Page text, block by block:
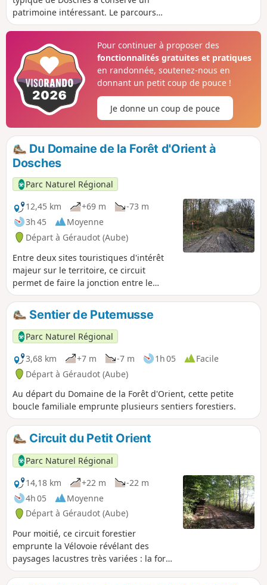
patrimoine intéressant. Le parcours
d’interprétation retrace la vie d’autrefois
les maisons à pans de bois, les deux
églises et le château de Rosson.
Pour continuer à proposer des
fonctionnalités gratuites et pratiques
en randonnée, soutenez-nous en
donnant un petit coup de pouce !
Je donne un coup de pouce
Du Domaine de la Forêt d'Orient à
Dosches
Parc Naturel Régional
12,45 km
+69 m
-73 m
3h 45
Moyenne
Départ à Géraudot (Aube)
Entre deux sites touristiques d'intérêt
majeur sur le territoire, ce circuit
permet de faire la jonction entre le
Domaine de la Forêt d'Orient (son spa,
son golf, son complexe hôtelier) et le
village de Dosches avec son célèbre
moulin à vent.
Sentier de Putemusse
Parc Naturel Régional
3,68 km
+7 m -7 m 1h 05
Facile
Départ à Géraudot (Aube)
Au départ du Domaine de la Forêt d'Orient, cette petite
boucle familiale emprunte plusieurs sentiers forestiers.
Circuit du Petit Orient
Parc Naturel Régional
14,18 km
+22 m
-22 m
4h 05
Moyenne
Départ à Géraudot (Aube)
Pour moitié, ce circuit forestier
emprunte la Vélovoie révélant des
paysages lacustres très variées : la forêt
immergée du Lac d’Orient, la vue bien